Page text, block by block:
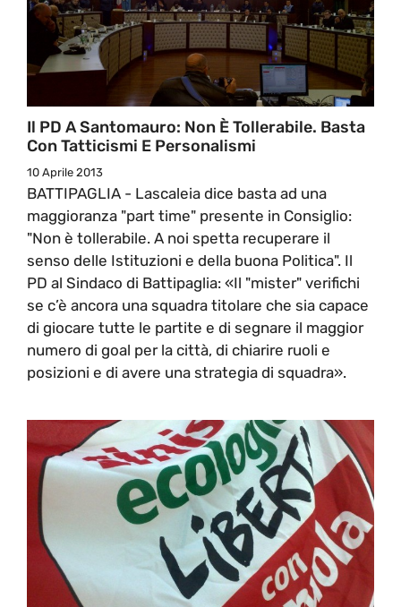
Il PD A Santomauro: Non È Tollerabile. Basta
Con Tatticismi E Personalismi
10 Aprile 2013
BATTIPAGLIA - Lascaleia dice basta ad una
maggioranza "part time" presente in Consiglio:
"Non è tollerabile. A noi spetta recuperare il
senso delle Istituzioni e della buona Politica". Il
PD al Sindaco di Battipaglia: «Il "mister" verifichi
se c’è ancora una squadra titolare che sia capace
di giocare tutte le partite e di segnare il maggior
numero di goal per la città, di chiarire ruoli e
posizioni e di avere una strategia di squadra».